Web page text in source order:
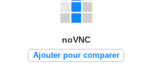
noVNC
Ajouter pour comparer